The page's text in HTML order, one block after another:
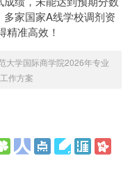
家国家A线学校调剂资
精准高效！
大学国际商学院2026年专业
作方案